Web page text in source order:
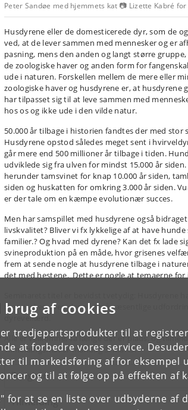
af cookies
tredjepartsprodukter til at
at forbedre vores service.
til markedsføring af for eksempel
og til at følge op på effekten af
for at se en liste over udbyderne af
Peter Sandøe med hjemmets kat 📷 Lizette Kabré
Husdyrene eller de domesticerede dyr, som de
ved, at de lever sammen med mennesker og er
pasning, mens den anden og langt større
de zoologiske haver og anden form for
ude i naturen. Forskellen mellem de mere eller
zoologiske haver og husdyrene er, at husdyrene
har tilpasset sig til at leve sammen med
hos os og ikke ude i den vilde natur.
50.000 år tilbage i historien fandtes der med stor
Husdyrene opstod således meget sent i
går mere end 500 millioner år tilbage i tiden.
udviklede sig fra ulven for mindst 15.000 år
herunder tamsvinet for knap 10.000 år siden,
siden og huskatten for omkring 3.000 år siden.
er der tale om en kæmpe evolutionær succes.
Men har samspillet med husdyrene også
livskvalitet? Bliver vi fx lykkelige af at have
familier.? Og hvad med dyrene? Kan det fx lade
svineproduktion på en måde, hvor grisenes
frem at sende nogle at husdyrene tilbage i
det med hestene. Dette er nogle at temaerne
mennesker, men der er også væsentlige
dyrevelfærd.
Alle er velkomne, så længe der er plads, og
Tilmeldingsfrist er mandag 3. marts.
Program
Tilmelding